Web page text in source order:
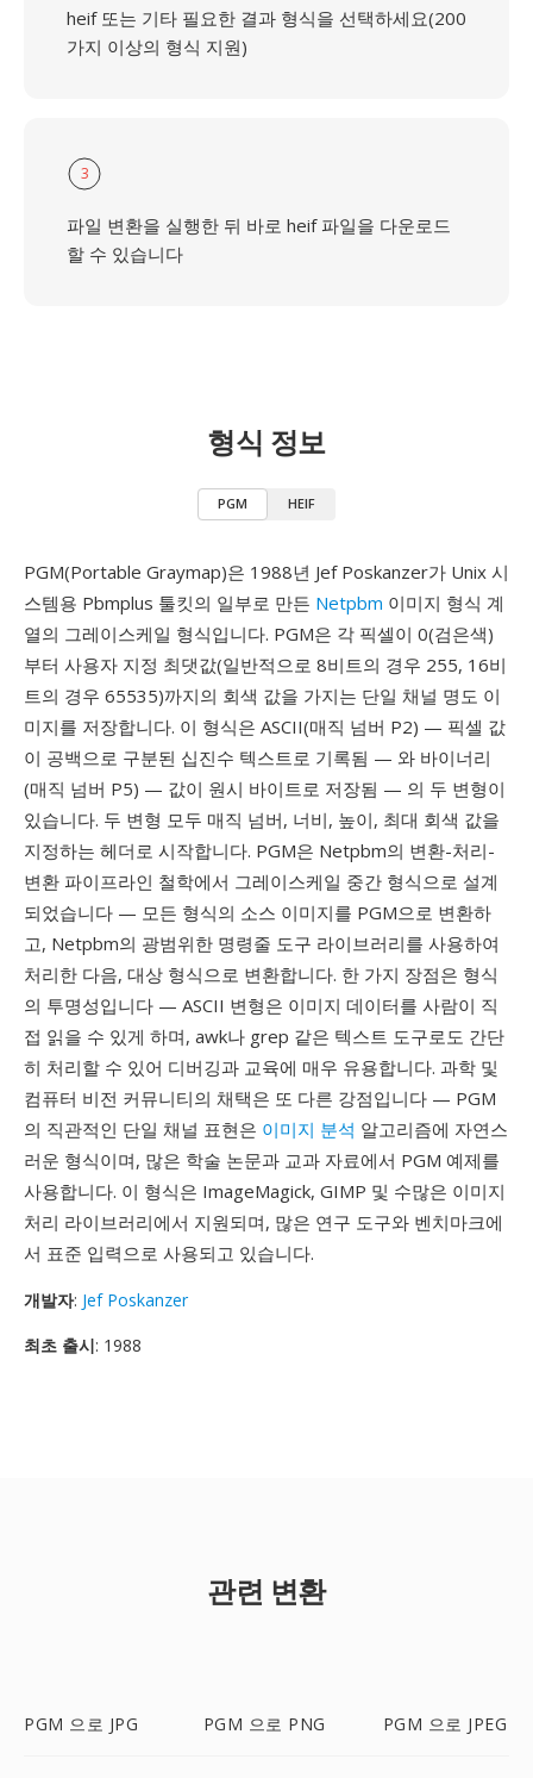
heif 또는 기타 필요한 결과 형식을 선택하세요(200
가지 이상의 형식 지원)
3
파일 변환을 실행한 뒤 바로 heif 파일을 다운로드
할 수 있습니다
형식 정보
PGM HEIF
PGM(Portable Graymap)은 1988년 Jef Poskanzer가 Unix 시
스템용 Pbmplus 툴킷의 일부로 만든 Netpbm 이미지 형식 계
열의 그레이스케일 형식입니다. PGM은 각 픽셀이 0(검은색)
부터 사용자 지정 최댓값(일반적으로 8비트의 경우 255, 16비
트의 경우 65535)까지의 회색 값을 가지는 단일 채널 명도 이
미지를 저장합니다. 이 형식은 ASCII(매직 넘버 P2) — 픽셀 값
이 공백으로 구분된 십진수 텍스트로 기록됨 — 와 바이너리
(매직 넘버 P5) — 값이 원시 바이트로 저장됨 — 의 두 변형이
있습니다. 두 변형 모두 매직 넘버, 너비, 높이, 최대 회색 값을
지정하는 헤더로 시작합니다. PGM은 Netpbm의 변환-처리-
변환 파이프라인 철학에서 그레이스케일 중간 형식으로 설계
되었습니다 — 모든 형식의 소스 이미지를 PGM으로 변환하
고, Netpbm의 광범위한 명령줄 도구 라이브러리를 사용하여
처리한 다음, 대상 형식으로 변환합니다. 한 가지 장점은 형식
의 투명성입니다 — ASCII 변형은 이미지 데이터를 사람이 직
접 읽을 수 있게 하며, awk나 grep 같은 텍스트 도구로도 간단
히 처리할 수 있어 디버깅과 교육에 매우 유용합니다. 과학 및
컴퓨터 비전 커뮤니티의 채택은 또 다른 강점입니다 — PGM
의 직관적인 단일 채널 표현은 이미지 분석 알고리즘에 자연스
러운 형식이며, 많은 학술 논문과 교과 자료에서 PGM 예제를
사용합니다. 이 형식은 ImageMagick, GIMP 및 수많은 이미지
처리 라이브러리에서 지원되며, 많은 연구 도구와 벤치마크에
서 표준 입력으로 사용되고 있습니다.
개발자: Jef Poskanzer
최초 출시: 1988
관련 변환
PGM 으로 JPG PGM 으로 PNG PGM 으로 JPEG